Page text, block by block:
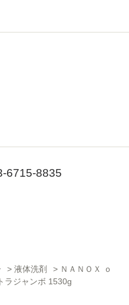
6715-8835
> 液体洗剤 > ＮＡＮＯＸ ｏ
ラジャンボ 1530g